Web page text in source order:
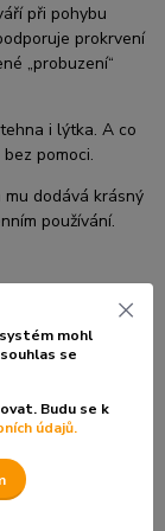
při pohybu
prokrvení
„probuzení“
i lýtka. A co
pomoci.
dodává krásný
používání.
pomalé
– právě ten
systém mohl
se
Budu se k
údajů.